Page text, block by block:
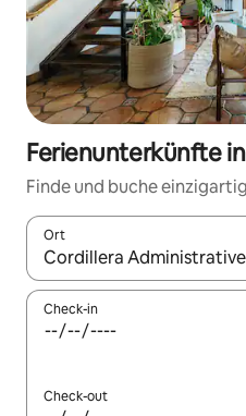
Ferienunterkünfte
Finde und buche
Ort
Wenn Ergebnisse
Check-in
Check-out